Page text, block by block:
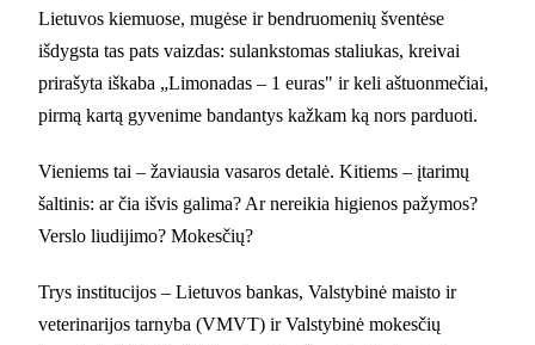
Lietuvos kiemuose, mugėse ir bendruomenių šventėse
išdygsta tas pats vaizdas: sulankstomas staliukas, kreivai
prirašyta iškaba „Limonadas – 1 euras" ir keli aštuonmečiai,
pirmą kartą gyvenime bandantys kažkam ką nors parduoti.
Vieniems tai – žaviausia vasaros detalė. Kitiems – įtarimų
šaltinis: ar čia išvis galima? Ar nereikia higienos pažymos?
Verslo liudijimo? Mokesčių?
Trys institucijos – Lietuvos bankas, Valstybinė maisto ir
veterinarijos tarnyba (VMVT) ir Valstybinė mokesčių